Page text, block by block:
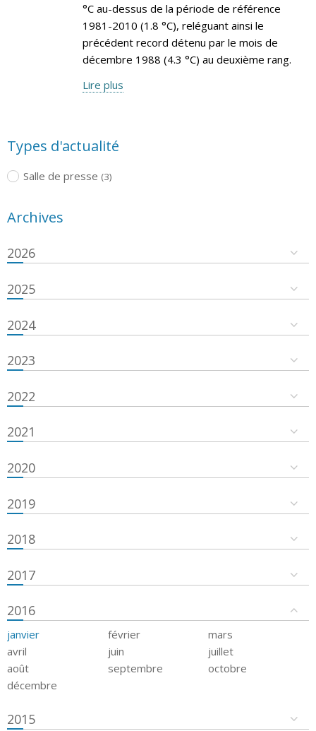
°C au-dessus de la période de référence
1981-2010 (1.8 °C), reléguant ainsi le
précédent record détenu par le mois de
décembre 1988 (4.3 °C) au deuxième rang.
Lire plus
Types d'actualité
Salle de presse (3)
Archives
2026
2025
2024
2023
2022
2021
2020
2019
2018
2017
2016
janvier février
mars
avril
juin
juillet
août
septembre
octobre
décembre
2015